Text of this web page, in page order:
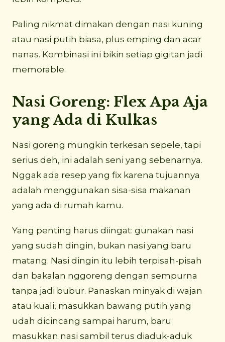
Paling nikmat dimakan dengan nasi kuning
atau nasi putih biasa, plus emping dan acar
nanas. Kombinasi ini bikin setiap gigitan jadi
memorable.
Nasi Goreng: Flex Apa Aja
yang Ada di Kulkas
Nasi goreng mungkin terkesan sepele, tapi
serius deh, ini adalah seni yang sebenarnya.
Nggak ada resep yang fix karena tujuannya
adalah menggunakan sisa-sisa makanan
yang ada di rumah kamu.
Yang penting harus diingat: gunakan nasi
yang sudah dingin, bukan nasi yang baru
matang. Nasi dingin itu lebih terpisah-pisah
dan bakalan nggoreng dengan sempurna
tanpa jadi bubur. Panaskan minyak di wajan
atau kuali, masukkan bawang putih yang
udah dicincang sampai harum, baru
masukkan nasi sambil terus diaduk-aduk